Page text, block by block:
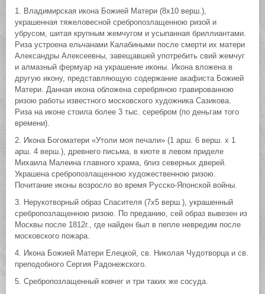
1. Владимирская икона Божией Матери (8х10 верш.),
украшенная тяжеловесной сребропозлащенною ризой и
убрусом, шитая крупным жемчугом и усыпанная бриллиантами.
Риза устроена ельчанами Калабиными после смерти их матери
Александры Алексеевны, завещавшей употребить свий жемчуг
и алмазный фермуар на украшение иконы. Икона вложена в
другую икону, представляющую содержание акафиста Божией
Матери. Данная икона обложена серебряною гравированною
ризою работы известного московского художника Сазикова.
Риза на иконе стоила более 3 тыс. серебром (по деньгам того
времени).
2. Икона Богоматери «Утоли моя печали» (1 арш. 6 верш. х 1
арш. 4 верш.), древнего письма, в киоте в левом приделе
Михаила Малеина главного храма, близ северных дверей.
Украшена сребропозлащенною художественною ризою.
Почитание иконы возросло во время Русско-Японской войны.
3. Нерукотворный образ Спасителя (7х5 верш.), украшенный
сребропозлащенною ризою. По преданию, сей образ вывезен из
Москвы после 1812г., где найден был в пепле невредим после
московского пожара.
4. Икона Божией Матери Елецкой, св. Николая Чудотворца и св.
преподобного Сергия Радонежского.
5. Сребропозлащенный ковчег и три таких же сосуда.